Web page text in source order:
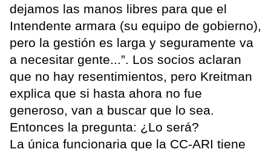
dejamos las manos libres para que el
Intendente armara (su equipo de gobierno),
pero la gestión es larga y seguramente va
a necesitar gente...”. Los socios aclaran
que no hay resentimientos, pero Kreitman
explica que si hasta ahora no fue
generoso, van a buscar que lo sea.
Entonces la pregunta: ¿Lo será?
La única funcionaria que la CC-ARI tiene